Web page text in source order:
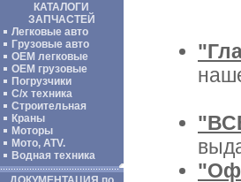
КАТАЛОГИ
ЗАПЧАСТЕЙ
Легковые авто
Грузовые авто
ОЕМ легковые
OEM грузовые
Погрузчики
С/х техника
Строительная
Краны
Моторы
Мото, ATV.
Водная техника